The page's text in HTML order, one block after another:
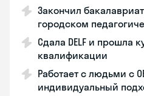
Закончил
городском
Сдала DELF и прошла
квалификации
Работает с людьми с
индивидуальный